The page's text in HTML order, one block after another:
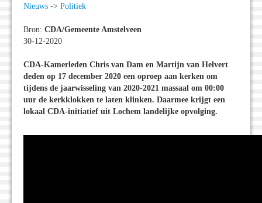
Nieuws -> Politiek
Bron: CDA/Gemeente Amstelveen
30-12-2020
CDA-Kamerleden Chris van Dam en Martijn van Helvert
deden op 17 december 2020 een oproep aan kerken om
tijdens de jaarwisseling van 2020-2021 massaal om 00:00
uur de kerkklokken te laten klinken. Daarmee krijgt een
lokaal CDA-initiatief uit Lochem landelijke opvolging.